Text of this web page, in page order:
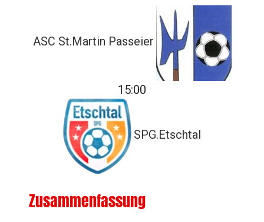
ASC St.Martin Passeier
15:00
SPG.Etschtal
Zusammenfassung